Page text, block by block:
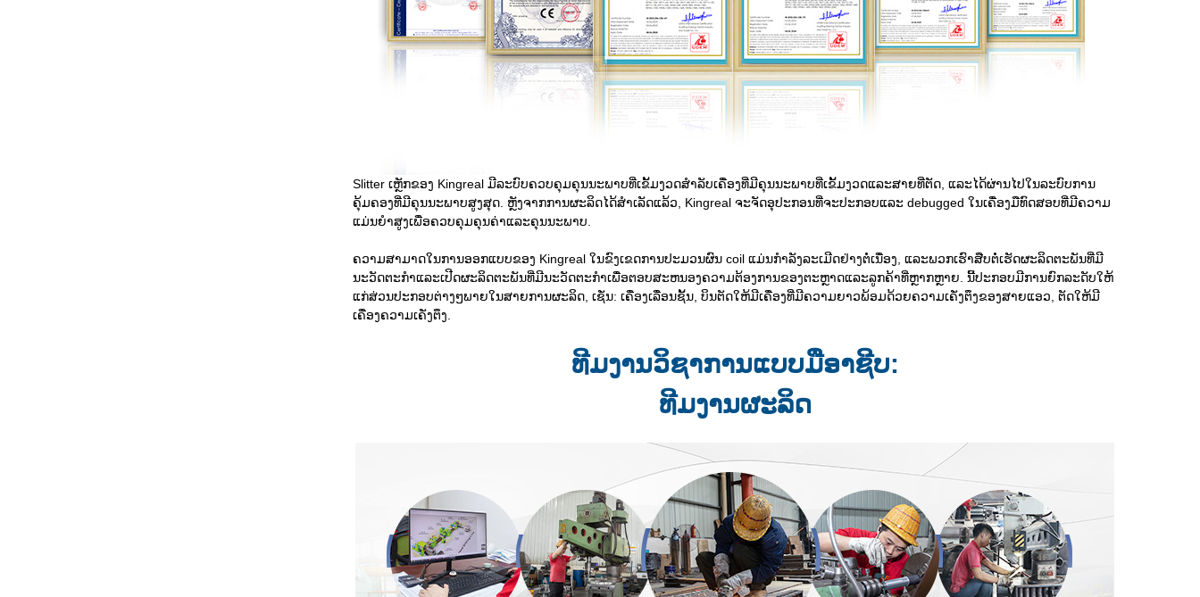
Slitter ເຫຼັກຂອງ Kingreal ມີລະບົບຄວບຄຸມຄຸນນະພາບທີ່ເຂັ້ມງວດສໍາລັບເຄື່ອງທີ່ມີຄຸນນະພາບທີ່ເຂັ້ມງວດແລະສາຍທີ່ຕັດ, ແລະໄດ້ຜ່ານໄປໃນລະບົບການ
ຄຸ້ມຄອງທີ່ມີຄຸນນະພາບສູງສຸດ. ຫຼັງຈາກການຜະລິດໄດ້ສໍາເລັດແລ້ວ, Kingreal ຈະຈັດອຸປະກອນທີ່ຈະປະກອບແລະ debugged ໃນເຄື່ອງມືທົດສອບທີ່ມີຄວາມ
ແມ່ນຍໍາສູງເພື່ອຄວບຄຸມຄຸນຄ່າແລະຄຸນນະພາບ.
ຄວາມສາມາດໃນການອອກແບບຂອງ Kingreal ໃນຂົງເຂດການປະມວນຜົນ coil ແມ່ນກໍາລັງລະເມີດຢ່າງຕໍ່ເນື່ອງ, ແລະພວກເຮົາສືບຕໍ່ເຮັດຜະລິດຕະພັນທີ່ມີ
ນະວັດຕະກໍາແລະເປີດຜະລິດຕະພັນທີ່ມີນະວັດຕະກໍາເພື່ອຕອບສະຫນອງຄວາມຕ້ອງການຂອງຕະຫຼາດແລະລູກຄ້າທີ່ຫຼາກຫຼາຍ. ນີ້ປະກອບມີການຍົກລະດັບໃຫ້
ແກ່ສ່ວນປະກອບຕ່າງໆພາຍໃນສາຍການຜະລິດ, ເຊັ່ນ: ເຄື່ອງເລື່ອນຊັ້ນ, ບິນຕັດໃຫ້ມີເຄື່ອງທີ່ມີຄວາມຍາວພ້ອມດ້ວຍຄວາມເຄັ່ງຕຶງຂອງສາຍແອວ, ຕັດໃຫ້ມີ
ເຄື່ອງຄວາມເຄັ່ງຕຶງ.
ທີມງານວິຊາການແບບມືອາຊີບ:
ທີມງານຜະລິດ